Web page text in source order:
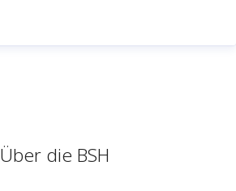
Über die BSH